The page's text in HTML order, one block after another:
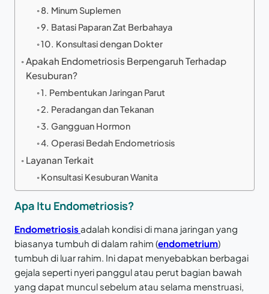
8. Minum Suplemen
9. Batasi Paparan Zat Berbahaya
10. Konsultasi dengan Dokter
Apakah Endometriosis Berpengaruh Terhadap
Kesuburan?
1. Pembentukan Jaringan Parut
2. Peradangan dan Tekanan
3. Gangguan Hormon
4. Operasi Bedah Endometriosis
Layanan Terkait
Konsultasi Kesuburan Wanita
Apa Itu Endometriosis?
Endometriosisadalah kondisi di mana jaringan yang
biasanya tumbuh di dalam rahim (endometrium)
tumbuh di luar rahim. Ini dapat menyebabkan berbagai
gejala seperti nyeri panggul atau perut bagian bawah
yang dapat muncul sebelum atau selama menstruasi,